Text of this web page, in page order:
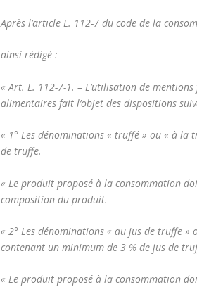
Après l’article L. 112-7 du code de la
ainsi rédigé :
«Art. L. 112-7-1. – L’utilisation de
alimentaires fait l’objet des dispositions
« 1° Les dénominations « truffé » ou « à
de truffe.
« Le produit proposé à la consommation
composition du produit.
« 2° Les dénominations « au jus de truffe
contenant un minimum de 3 % de jus de
« Le produit proposé à la consommation